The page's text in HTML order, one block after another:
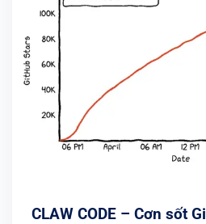
CLAW CODE – Cơn sốt